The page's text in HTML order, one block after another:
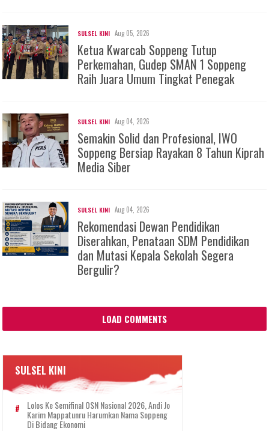
SULSEL KINI Aug 05, 2026
Ketua Kwarcab Soppeng Tutup
Perkemahan, Gudep SMAN 1 Soppeng
Raih Juara Umum Tingkat Penegak
SULSEL KINI Aug 04, 2026
Semakin Solid dan Profesional, IWO
Soppeng Bersiap Rayakan 8 Tahun Kiprah
Media Siber
SULSEL KINI Aug 04, 2026
Rekomendasi Dewan Pendidikan
Diserahkan, Penataan SDM Pendidikan
dan Mutasi Kepala Sekolah Segera
Bergulir?
LOAD COMMENTS
SULSEL KINI
Lolos Ke Semifinal OSN Nasional 2026, Andi Jo
Karim Mappatunru Harumkan Nama Soppeng
Di Bidang Ekonomi